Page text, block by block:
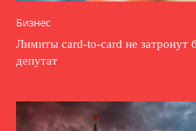
Бизнес
Лимиты card-to-card не затронут
депутат